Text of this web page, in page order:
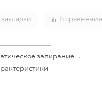
закладки В сравнение
запирание